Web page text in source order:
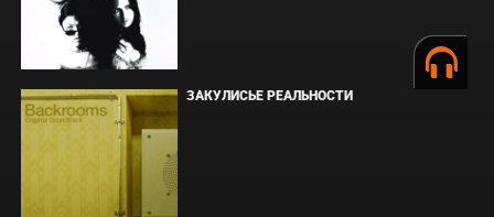
ЗАКУЛИСЬЕ РЕАЛЬНОСТИ